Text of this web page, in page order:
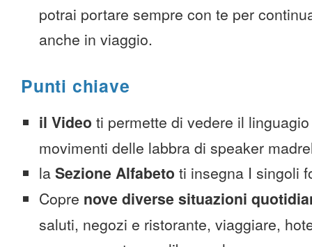
potrai portare sempre con te per
anche in viaggio.
Punti chiave
il Video ti permette di vedere il
movimenti delle labbra di speaker
la Sezione Alfabeto ti insegna I singoli
Copre nove diverse situazioni
saluti, negozi e ristorante, viaggiare,